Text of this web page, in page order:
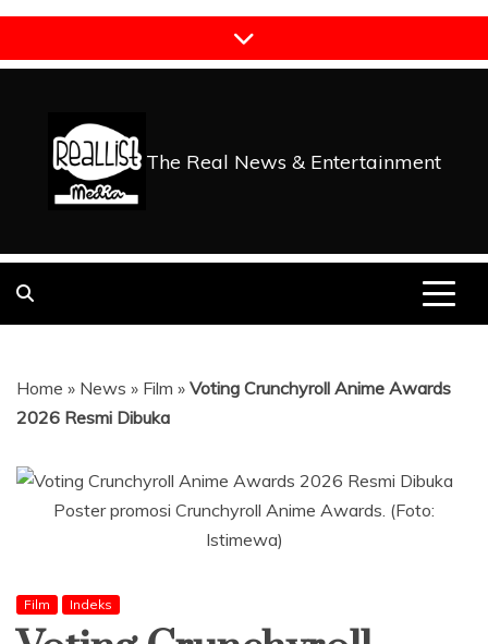
Skip
content
The Real News & Entertainment
Home » News » Film » Voting Crunchyroll Anime Awards
2026 Resmi Dibuka
Poster promosi Crunchyroll Anime Awards. (Foto:
Istimewa)
Film Indeks